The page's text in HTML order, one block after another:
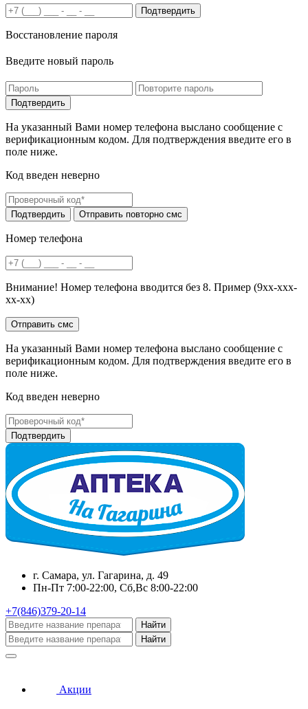
Подтвердить
Восстановление пароля
Введите новый пароль
На указанный Вами номер телефона выслано сообщение с
верификационным кодом. Для подтверждения введите его в
поле ниже.
Код введен неверно
Номер телефона
Внимание! Номер телефона вводится без 8. Пример (9хх-ххх-
хх-хх)
На указанный Вами номер телефона выслано сообщение с
верификационным кодом. Для подтверждения введите его в
поле ниже.
Код введен неверно
г. Самара, ул. Гагарина, д. 49
Пн-Пт 7:00-22:00, Сб,Вс 8:00-22:00
+7(846)379-20-14
Найти
Найти
Акции